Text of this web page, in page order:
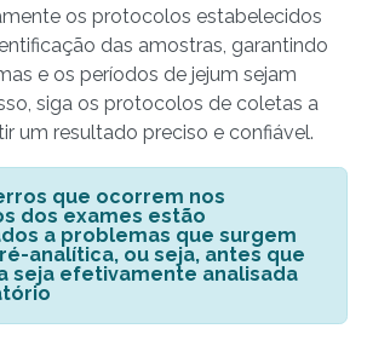
os protocolos estabelecidos
das amostras, garantindo
e os períodos de jejum sejam
siga os protocolos de coletas a
um resultado preciso e confiável.
que ocorrem nos
dos exames estão
a problemas que surgem
analítica, ou seja, antes que
seja efetivamente analisada